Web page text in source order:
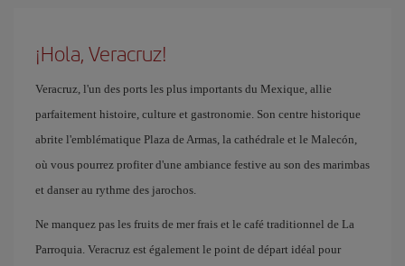
¡Hola, Veracruz!
Veracruz, l'un des ports les plus importants du Mexique, allie
parfaitement histoire, culture et gastronomie. Son centre historique
abrite l'emblématique Plaza de Armas, la cathédrale et le Malecón,
où vous pourrez profiter d'une ambiance festive au son des marimbas
et danser au rythme des jarochos.
Ne manquez pas les fruits de mer frais et le café traditionnel de La
Parroquia. Veracruz est également le point de départ idéal pour